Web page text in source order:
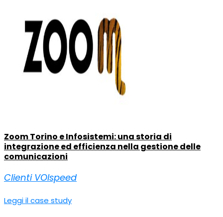
Zoom Torino e Infosistemi: una storia di
integrazione ed efficienza nella gestione delle
comunicazioni
Clienti VOIspeed
Leggi il case study